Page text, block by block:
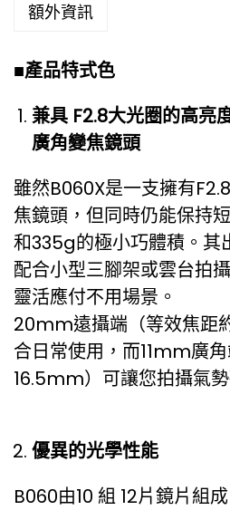
額外資訊
■產品特式色
兼具 F2.8大光圈的高亮
廣角變焦鏡頭
雖然B060X是一支擁有
焦鏡頭，但同時仍能保持
和335g的極小巧體積。其
配合小型三腳架或雲台拍
靈活應付不用場景。
20mm遠攝端（等效焦距
合日常使用，而11mm廣
16.5mm）可讓您拍攝氣
優異的光學性能
B060由10 組 12片鏡片組